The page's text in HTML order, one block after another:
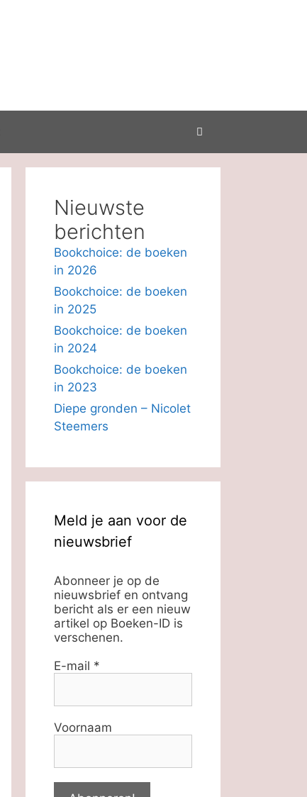
Nieuwste
berichten
Bookchoice: de boeken
in 2026
Bookchoice: de boeken
in 2025
Bookchoice: de boeken
in 2024
Bookchoice: de boeken
in 2023
Diepe gronden – Nicolet
Steemers
Meld je aan voor de
nieuwsbrief
Abonneer je op de
nieuwsbrief en ontvang
bericht als er een nieuw
artikel op Boeken-ID is
verschenen.
E-mail *
Voornaam